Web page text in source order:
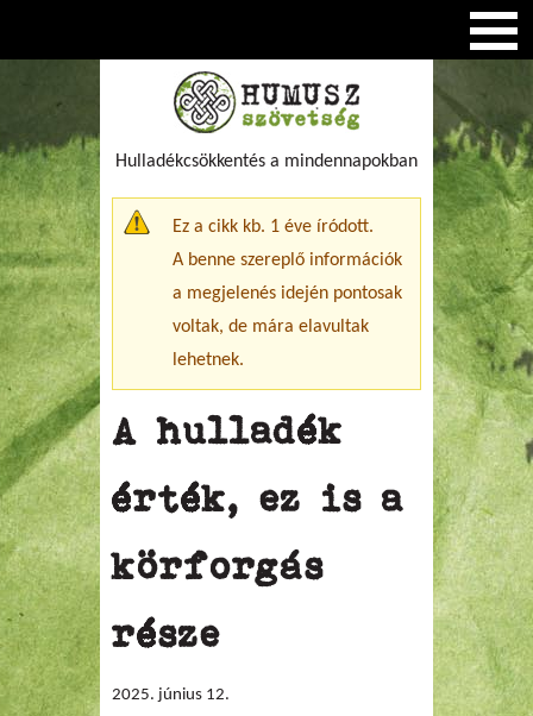
Hulladékcsökkentés a mindennapokban
Figyelmeztető üzenet
Ez a cikk kb. 1 éve íródott.
A benne szereplő információk
a megjelenés idején pontosak
voltak, de mára elavultak
lehetnek.
A hulladék
érték, ez is a
körforgás
része
2025. június 12.